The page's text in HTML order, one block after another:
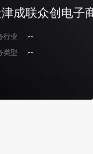
津成联众创电子
行业
--
类型
--